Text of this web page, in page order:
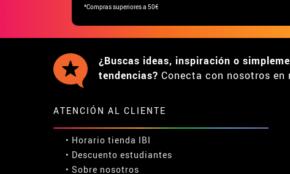
*Compras superiores a 50€
¿Buscas ideas, inspiración o
tendencias? Conecta con nosotros en
ATENCIÓN AL CLIENTE
• Horario tienda IBI
• Descuento estudiantes
• Sobre nosotros